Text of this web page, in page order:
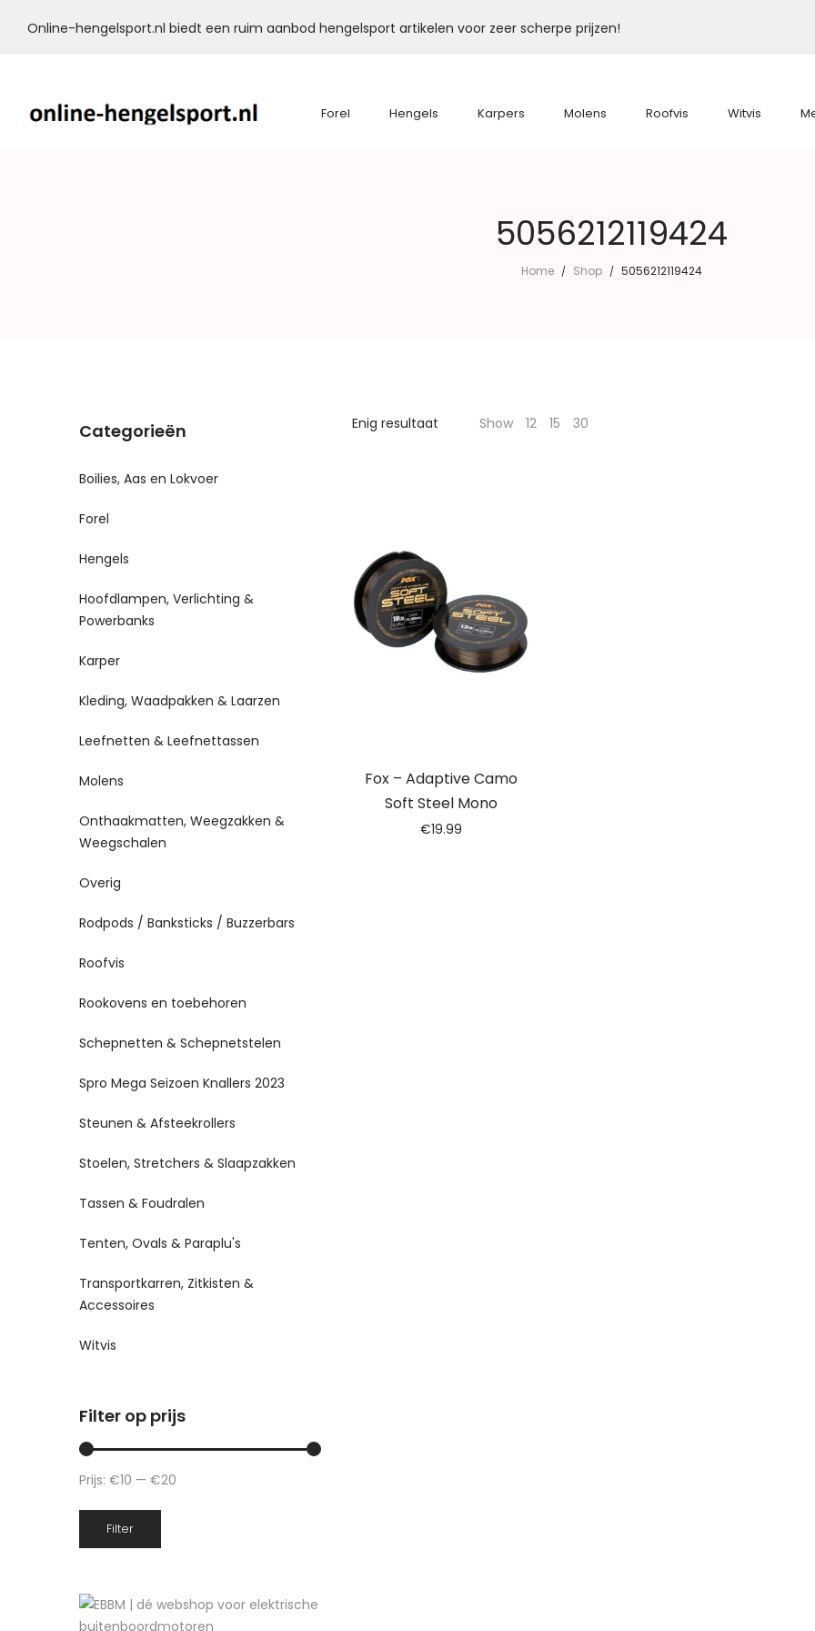
Online-hengelsport.nl biedt een ruim aanbod hengelsport artikelen voor zeer scherpe prijzen!
Forel Hengels Karpers Molens Roofvis Witvis
5056212119424
Home / Shop / 5056212119424
Enig resultaat Show 12 15 30
Fox – Adaptive Camo
Soft Steel Mono
€19.99
Categorieën
Boilies, Aas en Lokvoer
Forel
Hengels
Hoofdlampen, Verlichting &
Powerbanks
Karper
Kleding, Waadpakken & Laarzen
Leefnetten & Leefnettassen
Molens
Onthaakmatten, Weegzakken &
Weegschalen
Overig
Rodpods / Banksticks / Buzzerbars
Roofvis
Rookovens en toebehoren
Schepnetten & Schepnetstelen
Spro Mega Seizoen Knallers 2023
Steunen & Afsteekrollers
Stoelen, Stretchers & Slaapzakken
Tassen & Foudralen
Tenten, Ovals & Paraplu's
Transportkarren, Zitkisten &
Accessoires
Witvis
Filter op prijs
Filter
Prijs: €10 — €20